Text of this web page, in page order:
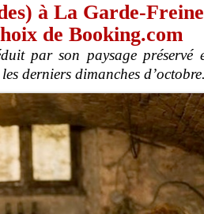
à La Garde-
de Booking.com
par son paysage préservé
derniers dimanches d’octobre.